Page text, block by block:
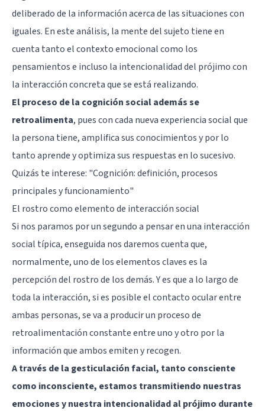
deliberado de la información acerca de las situaciones con
iguales. En este análisis, la mente del sujeto tiene en
cuenta tanto el contexto emocional como los
pensamientos e incluso la intencionalidad del prójimo con
la interacción concreta que se está realizando.
El proceso de la cognición social además se
retroalimenta, pues con cada nueva experiencia social que
la persona tiene, amplifica sus conocimientos y por lo
tanto aprende y optimiza sus respuestas en lo sucesivo.
Quizás te interese: "Cognición: definición, procesos
principales y funcionamiento"
El rostro como elemento de interacción social
Si nos paramos por un segundo a pensar en una interacción
social típica, enseguida nos daremos cuenta que,
normalmente, uno de los elementos claves es la
percepción del rostro de los demás. Y es que a lo largo de
toda la interacción, si es posible el contacto ocular entre
ambas personas, se va a producir un proceso de
retroalimentación constante entre uno y otro por la
información que ambos emiten y recogen.
A través de la gesticulación facial, tanto consciente
como inconsciente, estamos transmitiendo nuestras
emociones y nuestra intencionalidad al prójimo durante